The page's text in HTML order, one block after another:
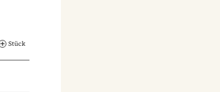
Stück